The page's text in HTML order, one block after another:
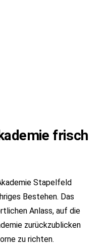
frisch
Stapelfeld
Bestehen. Das
Anlass, auf die
zurückzublicken
zu richten.